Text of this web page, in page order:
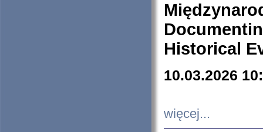
Historical
10.03.2026
więcej...